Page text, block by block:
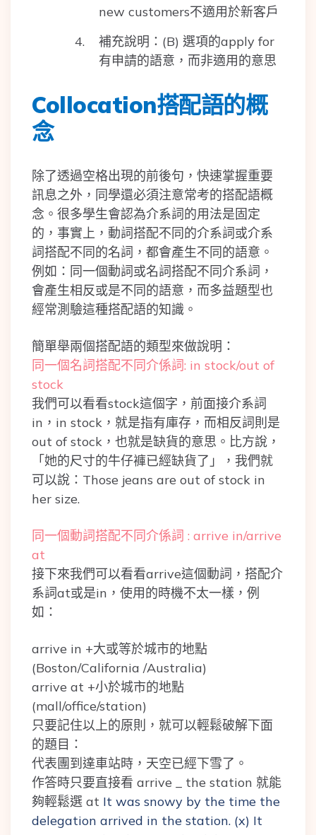
new customers不適用於新客戶
補充說明：(B) 選項的apply for
有申請的語意，而非適用的意思
Collocation搭配語的概
念
除了透過空格出現的前後句，快速掌握重要
訊息之外，同學還必須注意常考的搭配語概
念。很多學生會認為介系詞的用法是固定
的，事實上，動詞搭配不同的介系詞或介系
詞搭配不同的名詞，都會產生不同的語意。
例如：同一個動詞或名詞搭配不同介系詞，
會產生相反或是不同的語意，而多益題型也
經常測驗這種搭配語的知識。
簡單舉兩個搭配語的類型來做說明：
同一個名詞搭配不同介係詞: in stock/out of
stock
我們可以看看stock這個字，前面接介系詞
in，in stock，就是指有庫存，而相反詞則是
out of stock，也就是缺貨的意思。比方說，
「她的尺寸的牛仔褲已經缺貨了」，我們就
可以說：Those jeans are out of stock in
her size.
同一個動詞搭配不同介係詞 : arrive in/arrive
at
接下來我們可以看看arrive這個動詞，搭配介
系詞at或是in，使用的時機不太一樣，例
如：
arrive in +大或等於城市的地點
(Boston/California /Australia)
arrive at +小於城市的地點
(mall/office/station)
只要記住以上的原則，就可以輕鬆破解下面
的題目：
代表團到達車站時，天空已經下雪了。
作答時只要直接看 arrive _ the station 就能
夠輕鬆選 at It was snowy by the time the
delegation arrived in the station. (x) It